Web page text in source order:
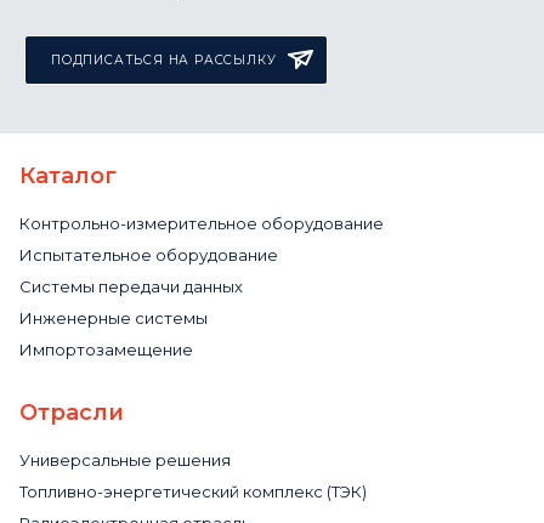
ПОДПИСАТЬСЯ НА РАССЫЛКУ
Каталог
Контрольно-измерительное оборудование
Испытательное оборудование
Системы передачи данных
Инженерные системы
Импортозамещение
Отрасли
Универсальные решения
Топливно-энергетический комплекс (ТЭК)